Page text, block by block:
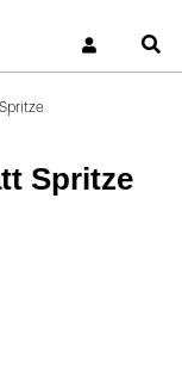
Spritze